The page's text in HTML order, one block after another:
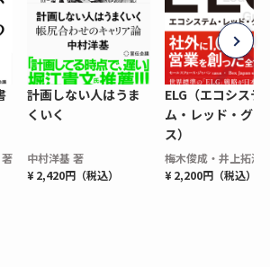
計画しない人はうま
くいく
中村洋基 著
¥ 2,420円（税込）
ELG（エコシステ
ム・レッド・グロ
ス）
梅木俊成・井上拓海
¥ 2,200円（税込）